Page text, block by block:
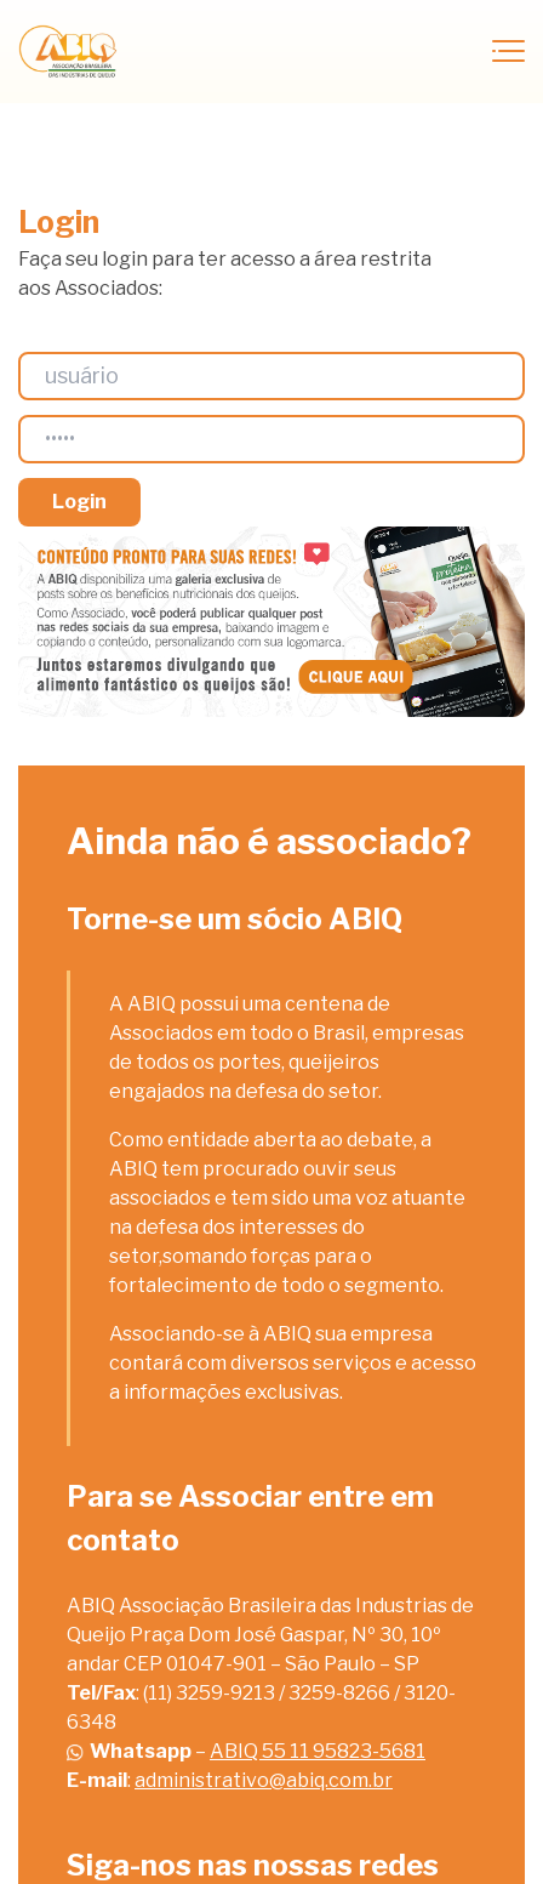
Login
Faça seu login para ter acesso a área restrita
aos Associados:
Ainda não é associado?
Torne-se um sócio ABIQ
A ABIQ possui uma centena de
Associados em todo o Brasil, empresas
de todos os portes, queijeiros
engajados na defesa do setor.
Como entidade aberta ao debate, a
ABIQ tem procurado ouvir seus
associados e tem sido uma voz atuante
na defesa dos interesses do
setor,somando forças para o
fortalecimento de todo o segmento.
Associando-se à ABIQ sua empresa
contará com diversos serviços e acesso
a informações exclusivas.
Para se Associar entre em
contato
ABIQ Associação Brasileira das Industrias de
Queijo Praça Dom José Gaspar, Nº 30, 10º
andar CEP 01047-901 – São Paulo – SP
Tel/Fax: (11) 3259-9213 / 3259-8266 / 3120-
6348
Whatsapp – ABIQ 55 11 95823-5681
E-mail: administrativo@abiq.com.br
Siga-nos nas nossas redes